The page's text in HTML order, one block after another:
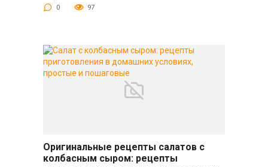
0 97
Оригинальные рецепты салатов с
колбасным сыром: рецепты